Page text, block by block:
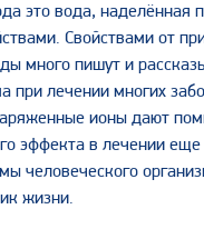
это вода, наделённая
Свойствами от
много пишут и
при лечении многих
ионы дают
эффекта в лечении
человеческого
жизни.